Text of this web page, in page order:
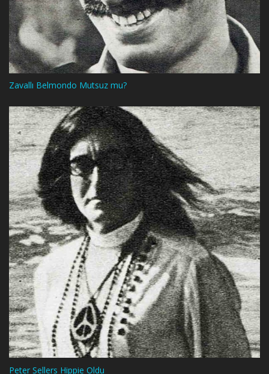
Zavallı Belmondo Mutsuz mu?
Peter Sellers Hippie Oldu